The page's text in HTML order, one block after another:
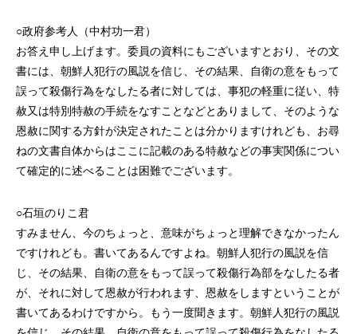
○政府参考人（中村功一君）
お答え申し上げます。委員の資料にもございますとおり、その文
書には、朝鮮人犯行の風説を信じ、その結果、自衛の意をもって
誤って殺傷行為をなしたる者に対しては、事犯の軽重に従い、特
赦又は特別特赦の手続をなすことなどとありまして、そのような
恩赦に関する方針が決定されたことは分かりますけれども、お尋
ねの文書自体からはここに記載のある特赦などの事実関係につい
て確定的に述べることは困難でございます。
○石垣のりこ君
すみません、今のちょっと、意味がちょっと理解できなかったん
ですけれども。書いてあるんですよね。朝鮮人犯行の風説を信
じ、その結果、自衛の意をもって誤って殺傷行為部をなしたる者
が、それに対して恩赦が行われます、恩赦をしますということが
書いてあるわけですから。もう一度聞きます。朝鮮人犯行の風説